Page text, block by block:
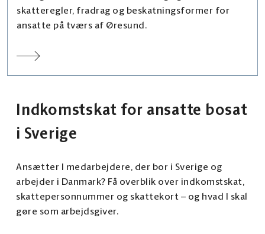
skatteregler, fradrag og beskatningsformer for
ansatte på tværs af Øresund.
Indkomstskat for ansatte bosat
i Sverige
Ansætter I medarbejdere, der bor i Sverige og
arbejder i Danmark? Få overblik over indkomstskat,
skattepersonnummer og skattekort – og hvad I skal
gøre som arbejdsgiver.